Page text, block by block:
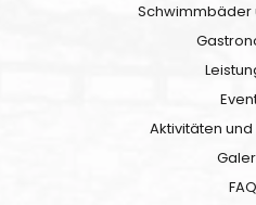
Schwimmbäder
Aktivitäten
FAQ